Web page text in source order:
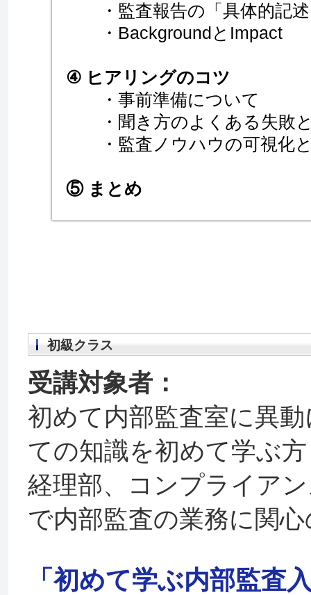
・監査報告の「具体的記述
・BackgroundとImpact
④ ヒアリングのコツ
・事前準備について
・聞き方のよくある失敗
・監査ノウハウの可視化
⑤ まとめ
初級クラス
受講対象者：
初めて内部監査室に異
ての知識を初めて学ぶ方
経理部、コンプライア
で内部監査の業務に関
「初めて学ぶ内部監査